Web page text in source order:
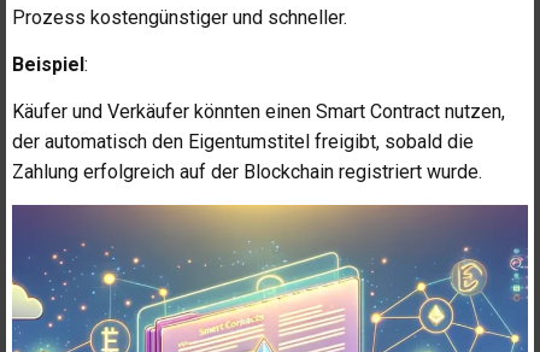
Prozess kostengünstiger und schneller.
Beispiel:
Käufer und Verkäufer könnten einen Smart Contract nutzen,
der automatisch den Eigentumstitel freigibt, sobald die
Zahlung erfolgreich auf der Blockchain registriert wurde.